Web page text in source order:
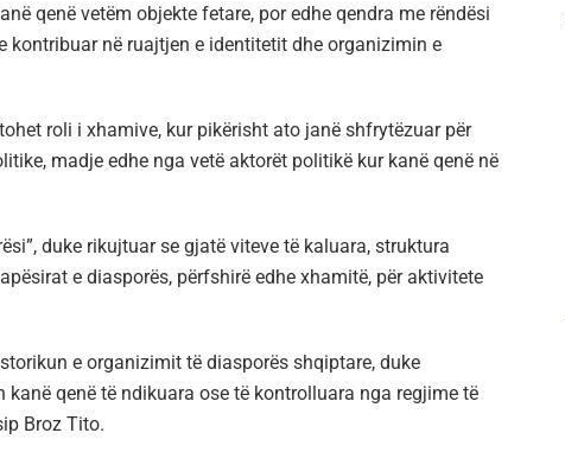
qenë vetëm objekte fetare, por edhe qendra me rëndësi
kontribuar në ruajtjen e identitetit dhe organizimin e
roli i xhamive, kur pikërisht ato janë shfrytëzuar për
madje edhe nga vetë aktorët politikë kur kanë qenë në
duke rikujtuar se gjatë viteve të kaluara, struktura
e diasporës, përfshirë edhe xhamitë, për aktivitete
e organizimit të diasporës shqiptare, duke
kanë qenë të ndikuara ose të kontrolluara nga regjime të
Broz Tito.